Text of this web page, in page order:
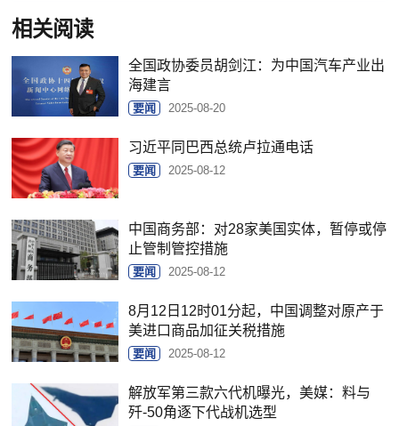
相关阅读
全国政协委员胡剑江：为中国汽车产业出
海建言
要闻 2025-08-20
习近平同巴西总统卢拉通电话
要闻 2025-08-12
中国商务部：对28家美国实体，暂停或停
止管制管控措施
要闻 2025-08-12
8月12日12时01分起，中国调整对原产于
美进口商品加征关税措施
要闻 2025-08-12
解放军第三款六代机曝光，美媒：料与
歼-50角逐下代战机选型